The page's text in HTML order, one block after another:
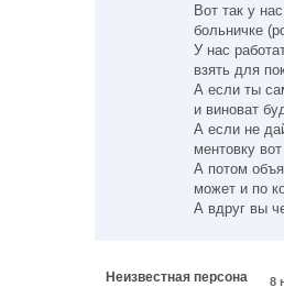
Вот так у
больничке
У нас
взять для
А если ты
и виноват
А если не
ментовку
А потом
может и по
А вдруг вы
Неизвестная персона 8